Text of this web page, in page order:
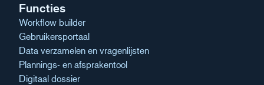
Functies
Workflow builder
Gebruikersportaal
Data verzamelen en vragenlijsten
Plannings- en afsprakentool
Digitaal dossier